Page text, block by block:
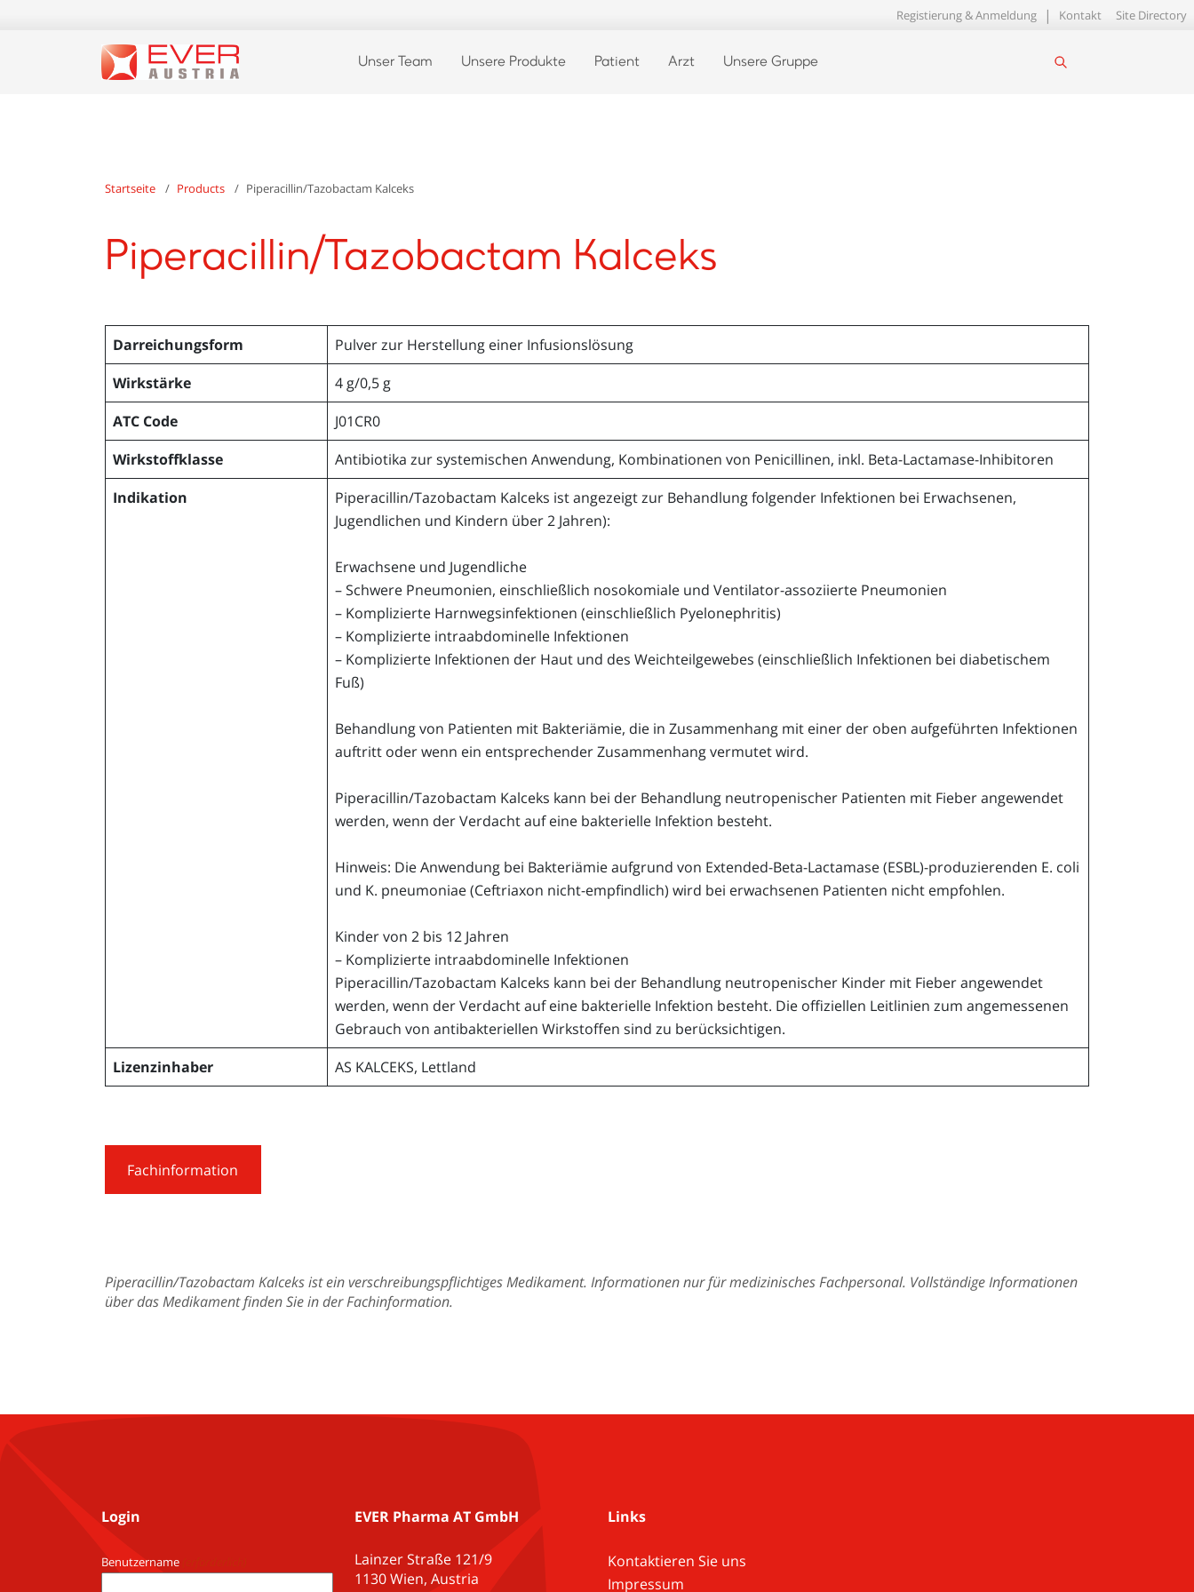
Registierung & Anmeldung Kontakt Site Directory
Unser Team Unsere Produkte Patient Arzt Unsere Gruppe
Startseite Products Piperacillin/Tazobactam Kalceks
Piperacillin/Tazobactam Kalceks
Darreichungsform
Pulver zur Herstellung einer Infusionslösung
Wirkstärke
4 g/0,5 g
ATC Code
J01CR0
Wirkstoffklasse
Antibiotika zur systemischen Anwendung, Kombinationen von Penicillinen, inkl. Beta-Lactamase-Inhibitoren
Indikation
Piperacillin/Tazobactam Kalceks ist angezeigt zur Behandlung folgender Infektionen bei Erwachsenen,
Jugendlichen und Kindern über 2 Jahren):
Erwachsene und Jugendliche
– Schwere Pneumonien, einschließlich nosokomiale und Ventilator-assoziierte Pneumonien
– Komplizierte Harnwegsinfektionen (einschließlich Pyelonephritis)
– Komplizierte intraabdominelle Infektionen
– Komplizierte Infektionen der Haut und des Weichteilgewebes (einschließlich Infektionen bei diabetischem
Fuß)
Behandlung von Patienten mit Bakteriämie, die in Zusammenhang mit einer der oben aufgeführten Infektionen
auftritt oder wenn ein entsprechender Zusammenhang vermutet wird.
Piperacillin/Tazobactam Kalceks kann bei der Behandlung neutropenischer Patienten mit Fieber angewendet
werden, wenn der Verdacht auf eine bakterielle Infektion besteht.
Hinweis: Die Anwendung bei Bakteriämie aufgrund von Extended-Beta-Lactamase (ESBL)-produzierenden E. coli
und K. pneumoniae (Ceftriaxon nicht-empfindlich) wird bei erwachsenen Patienten nicht empfohlen.
Kinder von 2 bis 12 Jahren
– Komplizierte intraabdominelle Infektionen
Piperacillin/Tazobactam Kalceks kann bei der Behandlung neutropenischer Kinder mit Fieber angewendet
werden, wenn der Verdacht auf eine bakterielle Infektion besteht. Die offiziellen Leitlinien zum angemessenen
Gebrauch von antibakteriellen Wirkstoffen sind zu berücksichtigen.
Lizenzinhaber
AS KALCEKS, Lettland
Fachinformation
Piperacillin/Tazobactam Kalceks ist ein verschreibungspflichtiges Medikament. Informationen nur für medizinisches Fachpersonal. Vollständige Informationen
über das Medikament finden Sie in der Fachinformation.
Login
Benutzername
EVER Pharma AT GmbH
Lainzer Straße 121/9
1130 Wien, Austria
Links
Kontaktieren Sie uns
Impressum